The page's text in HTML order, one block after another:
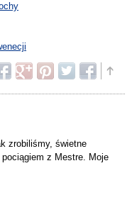
zrobiliśmy, świetne
z Mestre. Moje